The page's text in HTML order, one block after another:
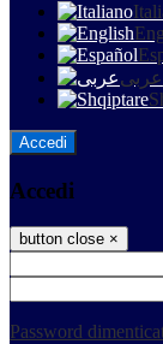
عربى
Accedi
Accedi
button close ×
Password